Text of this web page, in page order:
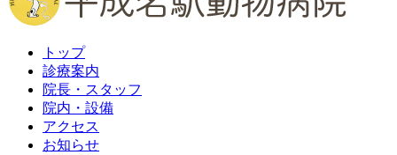
トップ
診療案内
院長・スタッフ
院内・設備
アクセス
お知らせ